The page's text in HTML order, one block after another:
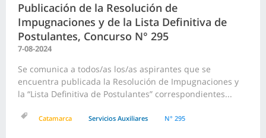
Publicación de la Resolución de
Impugnaciones y de la Lista Definitiva de
Postulantes, Concurso N° 295
7-08-2024
Se comunica a todos/as los/as aspirantes que se
encuentra publicada la Resolución de Impugnaciones y
la “Lista Definitiva de Postulantes” correspondientes...
Catamarca Servicios Auxiliares N° 295